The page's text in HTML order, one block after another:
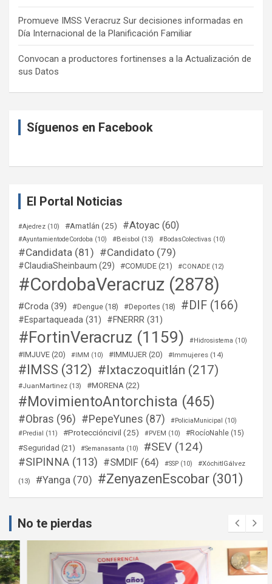
Promueve IMSS Veracruz Sur decisiones informadas en
Día Internacional de la Planificación Familiar
Convocan a productores fortinenses a la Actualización de
sus Datos
Síguenos en Facebook
El Portal Noticias
#Ajedrez (10) #Amatlán (25) #Atoyac (60)
#AyuntamientodeCordoba (10) #Beisbol (13) #BodasColectivas (10)
#Candidata (81) #Candidato (79)
#ClaudiaSheinbaum (29) #COMUDE (21) #CONADE (12)
#CordobaVeracruz (2878)
#Croda (39) #Dengue (18) #Deportes (18) #DIF (166)
#Espartaqueada (31) #FNERRR (31)
#FortinVeracruz (1159) #Hidrosistema (10)
#IMJUVE (20) #IMM (10) #IMMUJER (20) #Immujeres (14)
#IMSS (312) #Ixtaczoquitlán (217)
#JuanMartinez (13) #MORENA (22)
#MovimientoAntorchista (465)
#Obras (96) #PepeYunes (87) #PoliciaMunicipal
(10)
#Predial
(11) #Proteccióncivil (25) #PVEM (10) #RocíoNahle (15)
#Seguridad (21) #Semanasanta (10) #SEV (124)
#SIPINNA (113) #SMDIF (64) #SSP (10) #XóchitlGálvez
(13) #Yanga (70) #ZenyazenEscobar (301)
No te pierdas